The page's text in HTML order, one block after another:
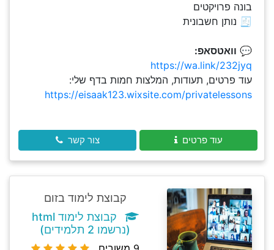
בונה פרויקטים
🧾 נותן חשבונית
💬 וואטסאפ:
https://wa.link/232jyq
עוד פרטים, תעודות, המלצות חמות בדף שלי:
https://eisaak123.wixsite.com/privatelessons
עוד פרטים צור קשר
קבוצת לימוד בזום
קבוצת לימוד html
(נרשמו 2 תלמידים)